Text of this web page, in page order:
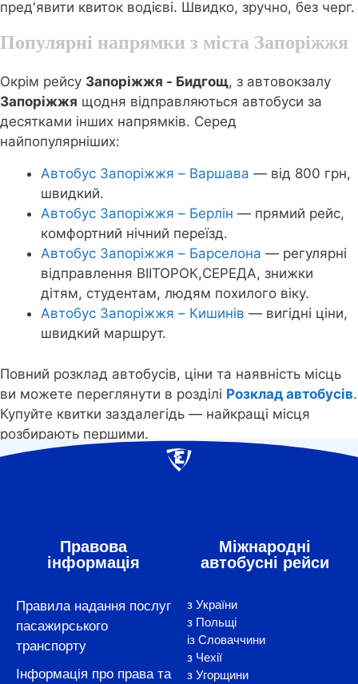
пред'явити квиток водієві. Швидко, зручно, без черг.
Популярні напрямки з міста Запоріжжя
Окрім рейсу Запоріжжя - Бидгощ, з автовокзалу
Запоріжжя щодня відправляються автобуси за
десятками інших напрямків. Серед
найпопулярніших:
Автобус Запоріжжя – Варшава — від 800 грн,
швидкий.
Автобус Запоріжжя – Берлін — прямий рейс,
комфортний нічний переїзд.
Автобус Запоріжжя – Барселона — регулярні
відправлення ВІІТОРОК,СЕРЕДА, знижки
дітям, студентам, людям похилого віку.
Автобус Запоріжжя – Кишинів — вигідні ціни,
швидкий маршрут.
Повний розклад автобусів, ціни та наявність місць
ви можете переглянути в розділі Розклад автобусів.
Купуйте квитки заздалегідь — найкращі місця
розбирають першими.
Правова
інформація
Правила надання послуг
пасажирського
транспорту
Інформація про права та
Міжнародні
автобусні рейси
з України
з Польщі
із Словаччини
з Чехії
з Угорщини